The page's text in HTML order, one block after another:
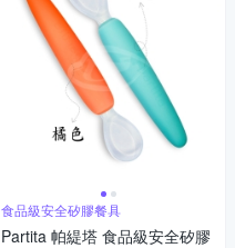
食品級安全矽膠餐具
Partita 帕緹塔 食品級安全矽膠